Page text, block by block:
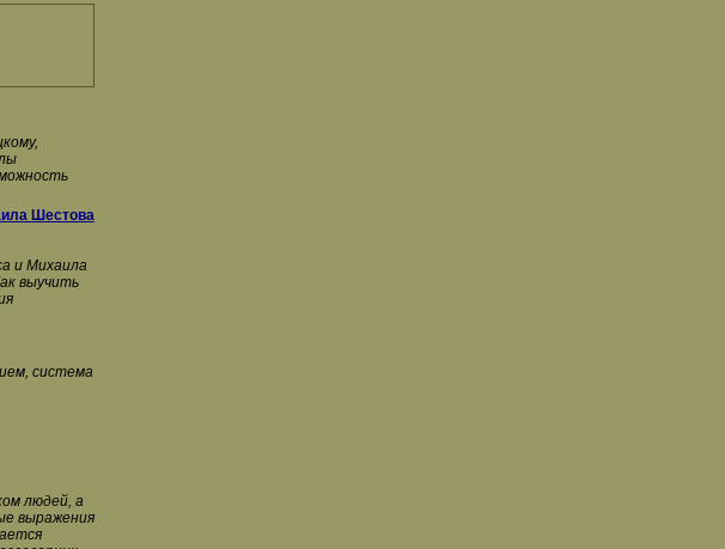
Шестова
и Михаила
выучить
система
людей, а
выражения